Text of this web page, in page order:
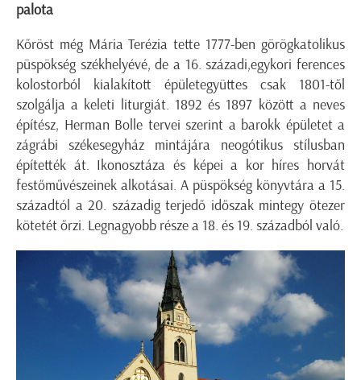
palota
Kőröst még Mária Terézia tette 1777-ben görögkatolikus
püspökség székhelyévé, de a 16. századi,egykori ferences
kolostorból kialakított épületegyüttes csak 1801-től
szolgálja a keleti liturgiát. 1892 és 1897 között a neves
építész, Herman Bolle tervei szerint a barokk épületet a
zágrábi székesegyház mintájára neogótikus stílusban
építették át. Ikonosztáza és képei a kor híres horvát
festőművészeinek alkotásai. A püspökség könyvtára a 15.
századtól a 20. századig terjedő időszak mintegy ötezer
kötetét őrzi. Legnagyobb része a 18. és 19. századból való.